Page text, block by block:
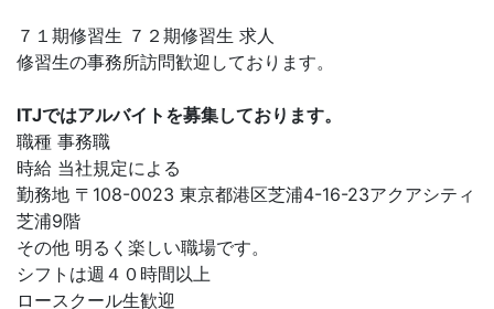
７１期修習生 ７２期修習生 求人
修習生の事務所訪問歓迎しております。
ITJではアルバイトを募集しております。
職種 事務職
時給 当社規定による
勤務地 〒108-0023 東京都港区芝浦4-16-23アクアシティ
芝浦9階
その他 明るく楽しい職場です。
シフトは週４０時間以上
ロースクール生歓迎